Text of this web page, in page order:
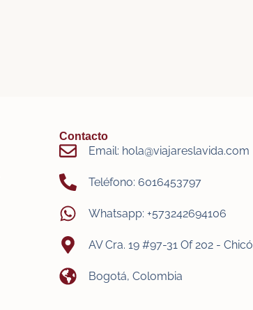
Contacto
Email: hola@viajareslavida.com
Teléfono: 6016453797
Whatsapp: +573242694106
AV Cra. 19 #97-31 Of 202 - Chicó
Bogotá, Colombia